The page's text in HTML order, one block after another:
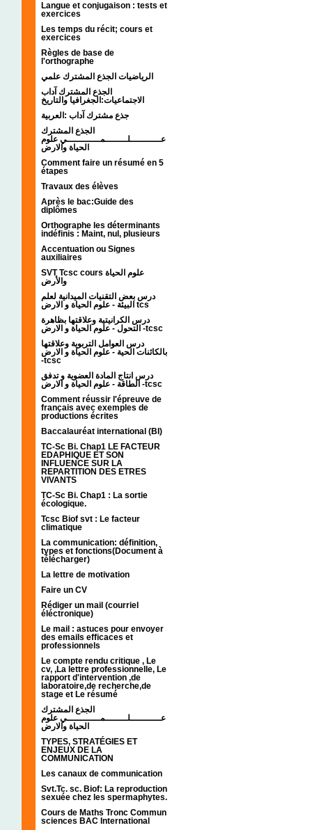
Langue et conjugaison : tests et
exercices
Les temps du récit; cours et
exercices
Règles de base de
l'orthographe
الرياضيات الجذع المشترك علمي
الجذع المشترك آداب
الاجتماعيات:الجغرافيا والتاريخ
جذع مشترك آداب :العربية
الجذع المشترك
عـــــــــــلــــــــمــــــــــــي علوم
الحياة والارض
Comment faire un résumé en 5
étapes
Travaux des élèves
Après le bac:Guide des
diplômes
Orthographe les déterminants
indéfinis : Maint, nul, plusieurs
Accentuation ou Signes
auxiliaires
SVT Tcsc cours علوم الحياة
والأرض
درس بعض التقنيات الميدانية لعلم
البيئة - علوم الحياة و الارض tcs
درس الكرانيتية وعلاقتها بظاهرة
التحول - علوم الحياة و الارض -tcsc
درس العوامل التربوية وعلاقتها
بالكائنات الحية - علوم الحياة و الارض
-tcsc
درس انتاج المادة العضوية و تدفق
الطاقة - علوم الحياة و الارض -tcsc
Comment réussir l'épreuve de
français avec exemples de
productions écrites
Baccalauréat international (BI)
TC-Sc Bi. Chap1 LE FACTEUR
EDAPHIQUE ET SON
INFLUENCE SUR LA
REPARTITION DES ETRES
VIVANTS
TC-Sc Bi. Chap1 : La sortie
écologique.
Tcsc Biof svt : Le facteur
climatique
La communication: définition,
types et fonctions(Document à
télécharger)
La lettre de motivation
Faire un CV
Rédiger un mail (courriel
éléctronique)
Le mail : astuces pour envoyer
des emails efficaces et
professionnels
Le compte rendu critique , Le
cv, ,La lettre professionnelle, Le
rapport d'intervention ,de
laboratoire,de recherche,de
stage et Le résumé
الجذع المشترك
عـــــــــــلــــــــمــــــــــــي علوم
الحياة والارض
TYPES, STRATÉGIES ET
ENJEUX DE LA
COMMUNICATION
Les canaux de communication
Svt.Tc. sc. Biof: La reproduction
sexuée chez les spermaphytes.
Cours de Maths Tronc Commun
sciences BAC International